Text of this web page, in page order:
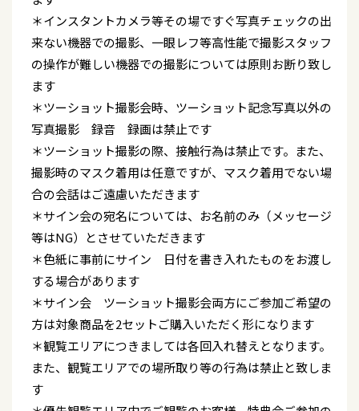
＊インスタントカメラ等その場ですぐ写真チェックの出
来ない機器での撮影、一眼レフ等高性能で撮影スタッフ
の操作が難しい機器での撮影については原則お断り致し
ます
＊ツーショット撮影会時、ツーショット記念写真以外の
写真撮影 録音 録画は禁止です
＊ツーショット撮影の際、接触行為は禁止です。また、
撮影時のマスク着用は任意ですが、マスク着用でない場
合の会話はご遠慮いただきます
＊サイン会の宛名については、お名前のみ（メッセージ
等はNG）とさせていただきます
＊色紙に事前にサイン 日付を書き入れたものをお渡し
する場合があります
＊サイン会 ツーショット撮影会両方にご参加ご希望の
方は対象商品を2セットご購入いただく形になります
＊観覧エリアにつきましては各回入れ替えとなります。
また、観覧エリアでの場所取り等の行為は禁止と致しま
す